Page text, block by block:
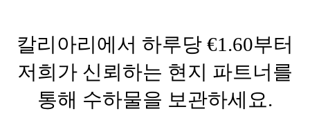
칼리아리에서 하루당 €1.60부터
저희가 신뢰하는 현지 파트너를
통해 수하물을 보관하세요.